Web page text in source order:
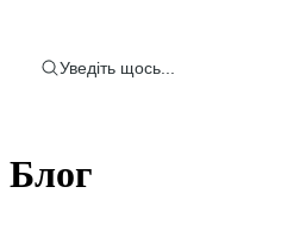
Уведіть щось...
Блог